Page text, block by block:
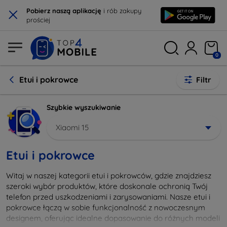
× Pobierz naszą aplikację i rób zakupy
prościej
0
Etui i pokrowce Filtr
Szybkie wyszukiwanie
Xiaomi 15
Etui i pokrowce
Witaj w naszej kategorii etui i pokrowców, gdzie znajdziesz
szeroki wybór produktów, które doskonale ochronią Twój
telefon przed uszkodzeniami i zarysowaniami. Nasze etui i
pokrowce łączą w sobie funkcjonalność z nowoczesnym
designem, oferując idealne dopasowanie do różnych modeli